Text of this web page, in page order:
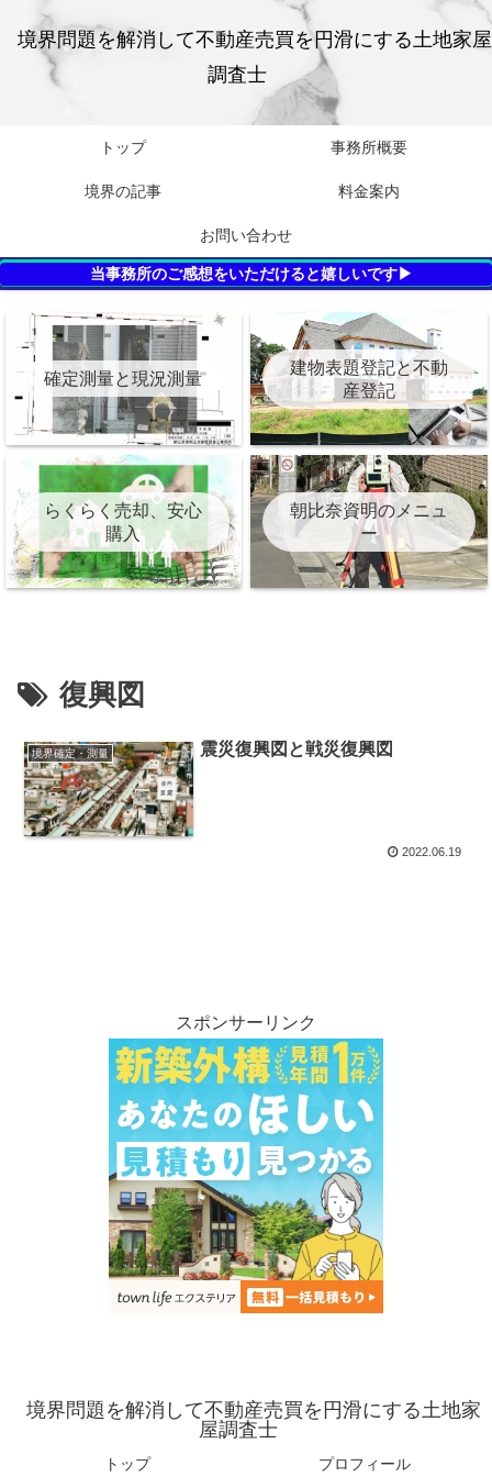
境界問題を解消して不動産売買を円滑にする土地家屋
調査士
トップ 事務所概要
境界の記事 料金案内
お問い合わせ
当事務所のご感想をいただけると嬉しいです▶
確定測量と現況測量
建物表題登記と不動
産登記
らくらく売却、安心
購入
朝比奈資明のメニュ
ー
復興図
境界確定・測量 震災復興図と戦災復興図
2022.06.19
スポンサーリンク
境界問題を解消して不動産売買を円滑にする土地家
屋調査士
トップ プロフィール